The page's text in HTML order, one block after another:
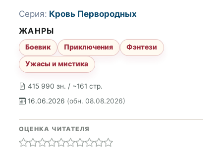
415 990 зн. / ~161 стр.
16.06.2026 (обн. 08.08.2026)
Серия: Кровь Первородных
ЖАНРЫ
Боевик Приключения
Фэнтези
Ужасы и мистика
ОЦЕНКА ЧИТАТЕЛЯ